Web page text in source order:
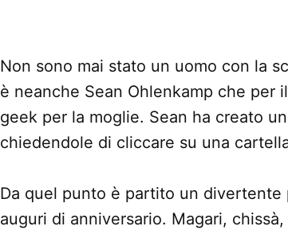
Non sono mai stato un uomo con la
è neanche Sean Ohlenkamp che per
geek per la moglie. Sean ha creato
chiedendole di cliccare su una
Da quel punto è partito un
auguri di anniversario. Magari,